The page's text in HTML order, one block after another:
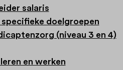
salaris
doelgroepen
(niveau 3 en 4)
en werken